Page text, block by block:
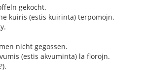
gekocht.
kuiris (estis kuirinta) terpomojn.
nicht gegossen.
(estis akvuminta) la florojn.